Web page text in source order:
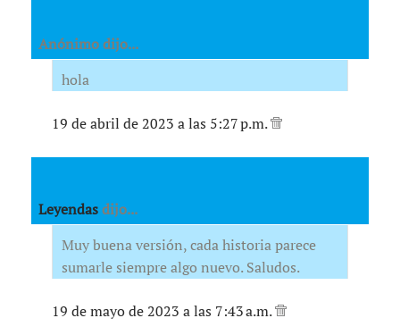
Anónimo dijo...
hola
19 de abril de 2023 a las 5:27 p.m.
Leyendasdijo...
Muy buena versión, cada historia parece
sumarle siempre algo nuevo. Saludos.
19 de mayo de 2023 a las 7:43 a.m.